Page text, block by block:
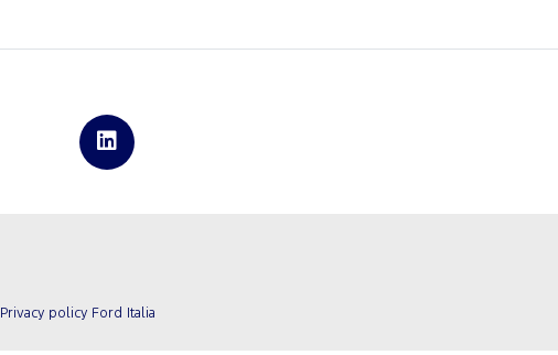
Privacy policy Ford Italia